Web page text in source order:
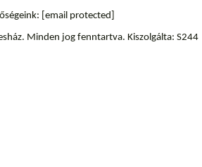
[email protected]
Minden jog fenntartva. Kiszolgálta: S244